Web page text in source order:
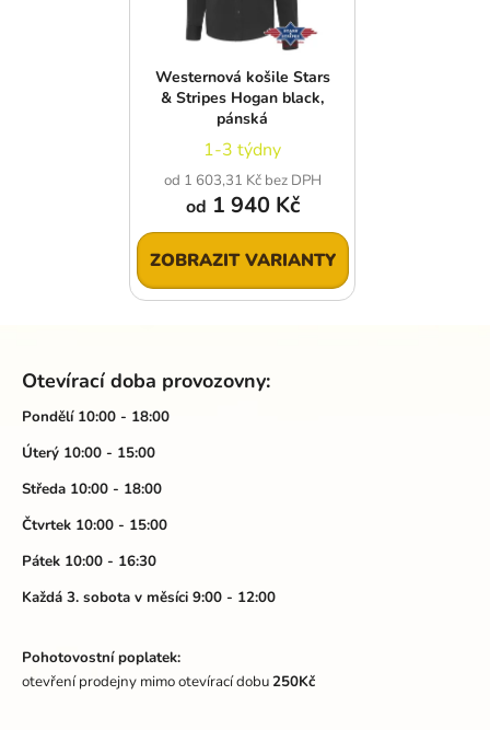
Westernová košile Stars
& Stripes Hogan black,
pánská
1-3 týdny
od 1 603,31 Kč bez DPH
od 1 940 Kč
ZOBRAZIT VARIANTY
Otevírací doba provozovny:
Pondělí 10:00 - 18:00
Úterý 10:00 - 15:00
Středa 10:00 - 18:00
Čtvrtek 10:00 - 15:00
Pátek 10:00 - 16:30
Každá 3. sobota v měsíci 9:00 - 12:00
Pohotovostní poplatek:
otevření prodejny mimo otevírací dobu250Kč